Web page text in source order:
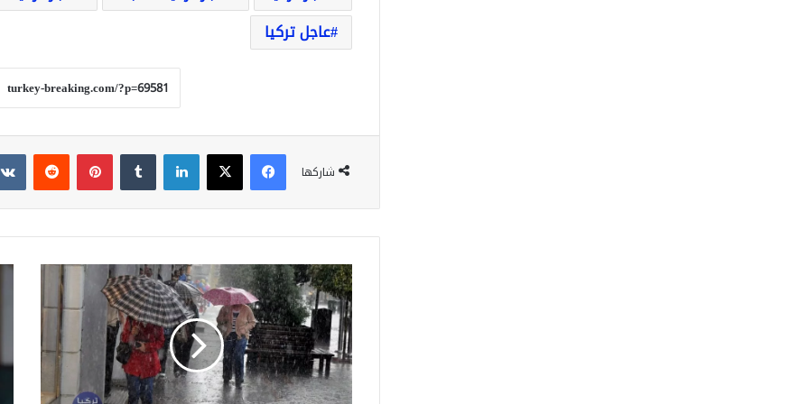
عاجل تركيا
شاركها
فيسبوك‫X لينكدإن بينتيريست
47
ولاية
ستشهد
أمطاراً
غزيرة
و
الارصاد
الأمور
عن